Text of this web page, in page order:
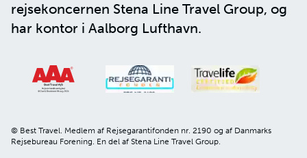
rejsekoncernen Stena Line Travel Group, og
har kontor i Aalborg Lufthavn.
© Best Travel. Medlem af Rejsegarantifonden nr. 2190 og af Danmarks
Rejsebureau Forening. En del af Stena Line Travel Group.